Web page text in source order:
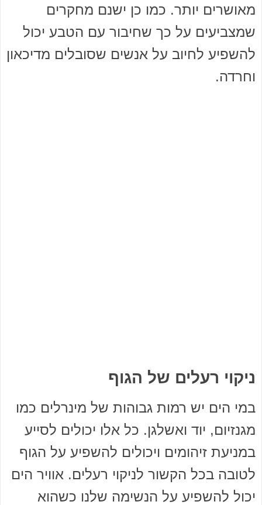
מאושרים יותר. כמו כן ישנם מחקרים
שמצביעים על כך שחיבור עם הטבע יכול
להשפיע לחיוב על אנשים שסובלים מדיכאון
וחרדה.
ניקוי רעלים של הגוף
במי הים יש רמות גבוהות של מינרלים כמו
מגנזיום, יוד ואשלגן. כל אלו יכולים לסייע
במניעת זיהומים ויכולים להשפיע על הגוף
לטובה בכל הקשור לניקוי רעלים. אוויר הים
יכול להשפיע על הנשימה שלנו כשהוא